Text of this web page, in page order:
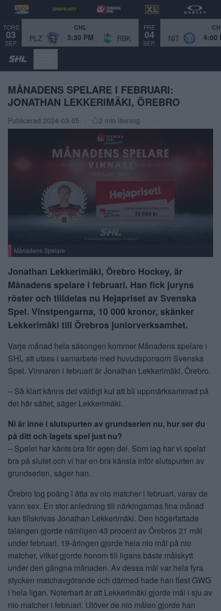
TORS
03
SEP.
CHL
PLZ 3:30 PM RBK
FRE
04
SEP. NIT 4:00
MÅNADENS SPELARE I FEBRUARI:
JONATHAN LEKKERIMÄKI, ÖREBRO
Publicerad:2024-03-05 2 min läsning
Månadens Spelare
Jonathan Lekkerimäki, Örebro Hockey, är
Månadens spelare i februari. Han fick juryns
röster och tilldelas nu Hejapriset av Svenska
Spel. Vinstpengarna, 10 000 kronor, skänker
Lekkerimäki till Örebros juniorverksamhet.
Varje månad hela säsongen kommer Månadens spelare i
SHL att utses i samarbete med huvudsponsorn Svenska
Spel. Vinnaren i februari är Jonathan Lekkerimäki, Örebro.
– Så klart känns det väldigt kul att bli uppmärksammad på
det här sättet, säger Lekkerimäki.
Ni är inne i slutspurten av grundserien nu, hur ser du
på ditt och lagets spel just nu?
– Spelet har känts bra för egen del. Som lag har vi spelat
bra på slutet och vi har en bra känsla inför slutspurten av
grundserien, säger han.
Örebro tog poäng i åtta av nio matcher i februari, varav de
vann sex. En stor anledning till närkingarnas fina månad
kan tillskrivas Jonathan Lekkerimäki. Den högerfattade
talangen gjorde nämligen 43 procent av Örebros 21 mål
under februari. 19-åringen gjorde hela nio mål på nio
matcher, vilket gjorde honom till ligans bäste målskytt
under den gångna månaden. Av dessa mål var hela fyra
stycken matchavgörande och därmed hade han flest GWG
i hela ligan. Noterbart är att Lekkerimäki gjorde mål i sju av
nio matcher i februari. Utöver de nio målen gjorde han